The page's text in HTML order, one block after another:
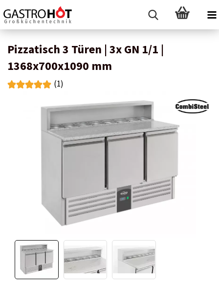
Pizzatisch 3 Türen | 3x GN 1/1 |
1368x700x1090 mm
(1)